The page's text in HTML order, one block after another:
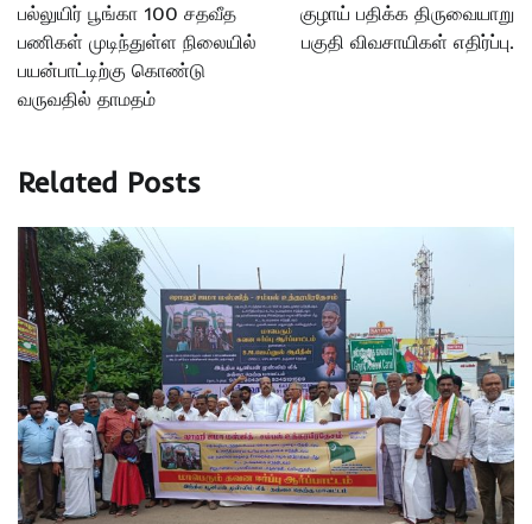
பல்லுயிர் பூங்கா 100 சதவீத
பணிகள் முடிந்துள்ள நிலையில்
பயன்பாட்டிற்கு கொண்டு
வருவதில் தாமதம்
குழாய் பதிக்க திருவையாறு
பகுதி விவசாயிகள் எதிர்ப்பு.
Related Posts